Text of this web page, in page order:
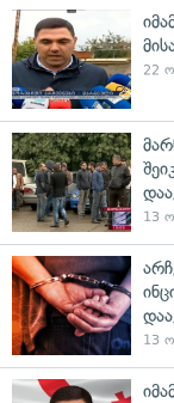
22
13
13